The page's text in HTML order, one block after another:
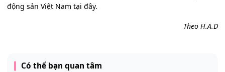
động sản Việt Nam tại đây.
Theo H.A.D
Có thể bạn quan tâm